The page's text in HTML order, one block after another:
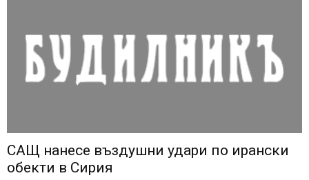
САЩ нанесe въздушни удари по ирански
обекти в Сирия